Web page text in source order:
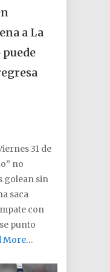
a La
31 de
no
golean sin
saca
con
punto
More…